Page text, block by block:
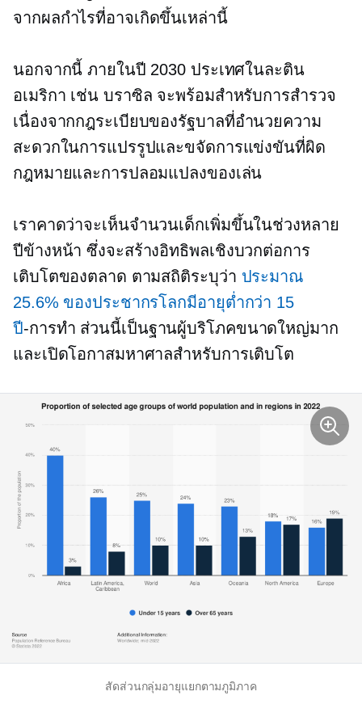
จากผลกำไรที่อาจเกิดขึ้นเหล่านี้
นอกจากนี้ ภายในปี 2030 ประเทศในละติน
อเมริกา เช่น บราซิล จะพร้อมสำหรับการสำรวจ
เนื่องจากกฎระเบียบของรัฐบาลที่อำนวยความ
สะดวกในการแปรรูปและขจัดการแข่งขันที่ผิด
กฎหมายและการปลอมแปลงของเล่น
เราคาดว่าจะเห็นจำนวนเด็กเพิ่มขึ้นในช่วงหลาย
ปีข้างหน้า ซึ่งจะสร้างอิทธิพลเชิงบวกต่อการ
เติบโตของตลาด ตามสถิติระบุว่า ประมาณ
25.6% ของประชากรโลกมีอายุต่ำกว่า 15
ปี-การทำ ส่วนนี้เป็นฐานผู้บริโภคขนาดใหญ่มาก
และเปิดโอกาสมหาศาลสำหรับการเติบโต
สัดส่วนกลุ่มอายุแยกตามภูมิภาค